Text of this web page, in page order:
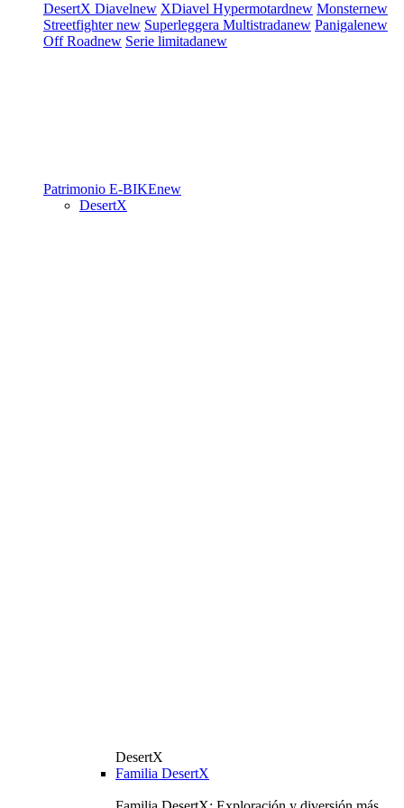
DesertX Diavelnew XDiavel Hypermotardnew Monsternew
Streetfighternew Superleggera Multistradanew Panigalenew
Off Roadnew Serie limitadanew
Patrimonio E-BIKEnew
DesertX
DesertX
Familia DesertX